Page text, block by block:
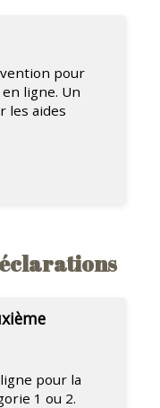
pour
ligne. Un
les aides
pour la
1 ou 2.